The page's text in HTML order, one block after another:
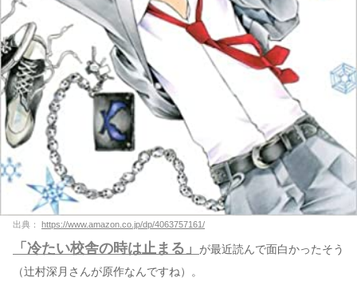
出典： https://www.amazon.co.jp/dp/4063757161/
「冷たい校舎の時は止まる」
が最近読んで面白かったそう
（辻村深月さんが原作なんですね）。